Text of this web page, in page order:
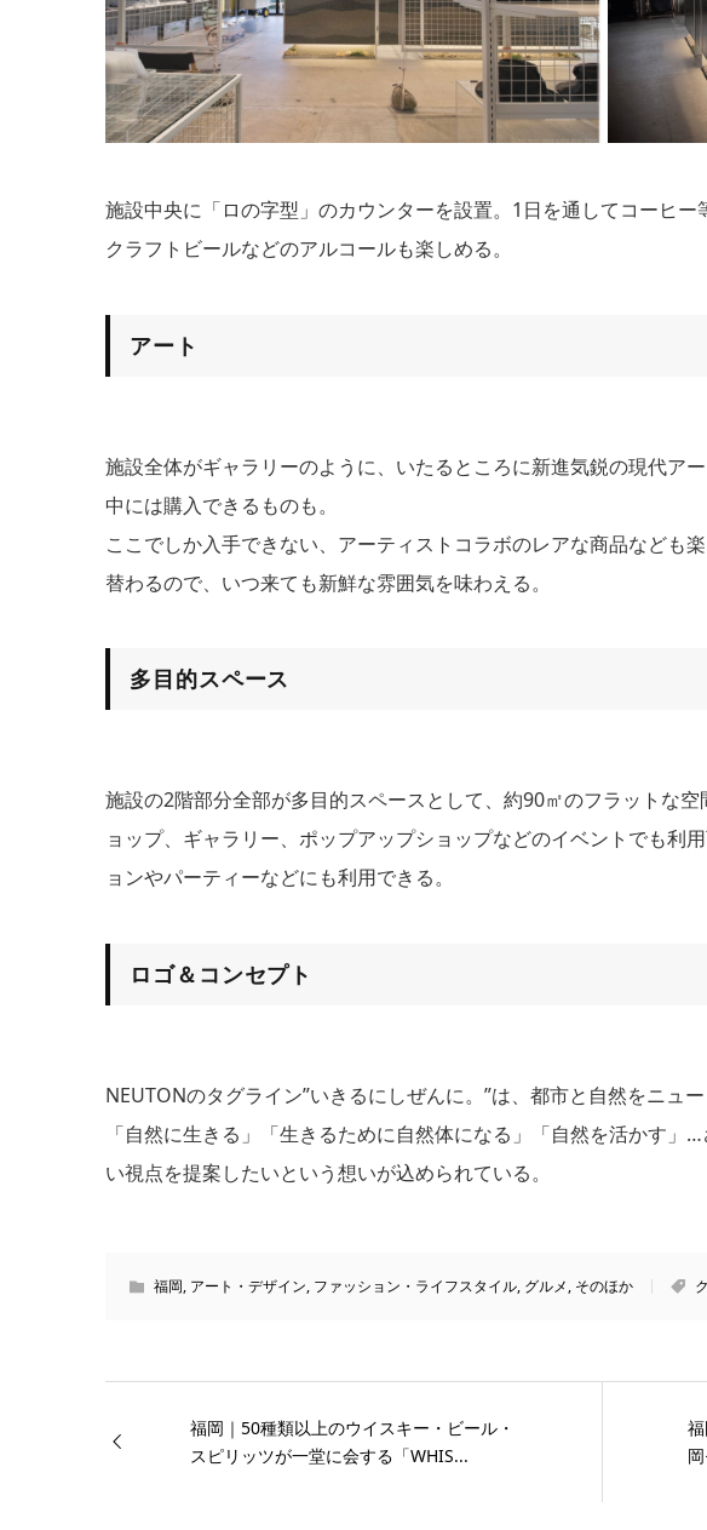
施設中央に「ロの字型」のカウンターを設置。1日を通してコーヒ
クラフトビールなどのアルコールも楽しめる。
アート
施設全体がギャラリーのように、いたるところに新進気鋭の現代ア
中には購入できるものも。
ここでしか入手できない、アーティストコラボのレアな商品なども
替わるので、いつ来ても新鮮な雰囲気を味わえる。
多目的スペース
施設の2階部分全部が多目的スペースとして、約90㎡のフラットな
ョップ、ギャラリー、ポップアップショップなどのイベントでも利
ョンやパーティーなどにも利用できる。
ロゴ＆コンセプト
NEUTONのタグライン”いきるにしぜんに。”は、都市と自然をニュ
「自然に生きる」「生きるために自然体になる」「自然を活かす」
い視点を提案したいという想いが込められている。
福岡, アート・デザイン, ファッション・ライフスタイル, グルメ, そのほか
福岡｜50種類以上のウイスキー・ビール・
スピリッツが一堂に会する「WHIS...